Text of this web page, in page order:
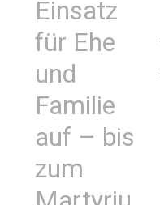
Einsatz
für Ehe
und
Familie
auf – bis
zum